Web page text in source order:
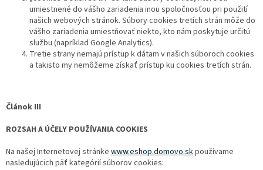
umiestnené do vášho zariadenia inou spoločnosťou pri použití
našich webových stránok. Súbory cookies tretích strán môže do
vášho zariadenia umiestňovať niekto, kto nám poskytuje určitú
službu (napríklad Google Analytics).
Tretie strany nemajú prístup k dátam v našich súboroch cookies
a takisto my nemôžeme získať prístup ku cookies tretích strán.
Článok III
ROZSAH A ÚČELY POUŽÍVANIA COOKIES
Na našej Internetovej stránke www.eshop.domovo.skpoužívame
nasledujúcich päť kategórií súborov cookies: